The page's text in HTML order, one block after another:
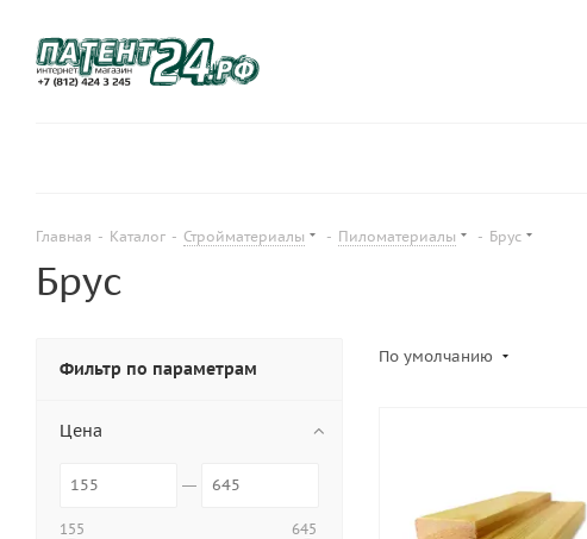
Главная - Каталог - Стройматериалы - Пиломатериалы - Брус
Брус
По умолчанию
Фильтр по параметрам
Цена
155 645